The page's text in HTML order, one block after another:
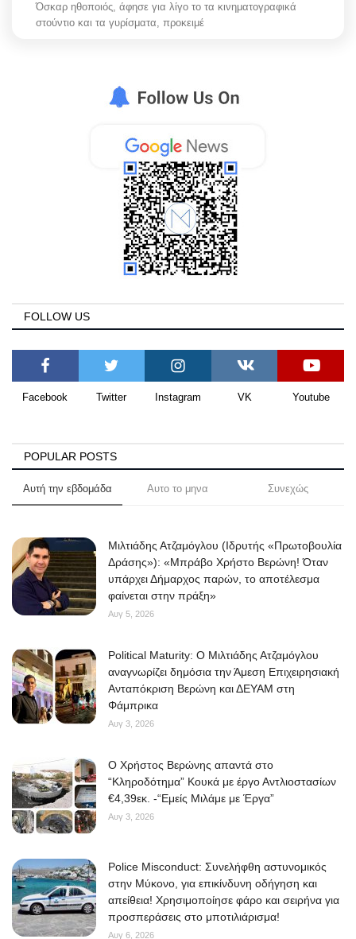
Όσκαρ ηθοποιός, άφησε για λίγο το τα κινηματογραφικά
στούντιο και τα γυρίσματα, προκειμέ
FOLLOW US
Facebook Twitter Instagram VK Youtube
POPULAR POSTS
Αυτή την εβδομάδα Αυτο το μηνα Συνεχώς
Μιλτιάδης Ατζαμόγλου (Ιδρυτής «Πρωτοβουλία
Δράσης»): «Μπράβο Χρήστο Βερώνη! Όταν
υπάρχει Δήμαρχος παρών, το αποτέλεσμα
φαίνεται στην πράξη»
Αυγ 5, 2026
Political Maturity: Ο Μιλτιάδης Ατζαμόγλου
αναγνωρίζει δημόσια την Άμεση Επιχειρησιακή
Ανταπόκριση Βερώνη και ΔΕΥΑΜ στη
Φάμπρικα
Αυγ 3, 2026
O Χρήστος Βερώνης απαντά στο
“Κληροδότημα” Κουκά με έργο Αντλιοστασίων
€4,39εκ. -“Εμείς Μιλάμε με Έργα”
Αυγ 3, 2026
Police Misconduct: Συνελήφθη αστυνομικός
στην Μύκονο, για επικίνδυνη οδήγηση και
απείθεια! Χρησιμοποίησε φάρο και σειρήνα για
προσπεράσεις στο μποτιλιάρισμα!
Αυγ 6, 2026